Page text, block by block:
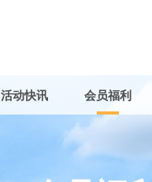
活动快讯 会员福利